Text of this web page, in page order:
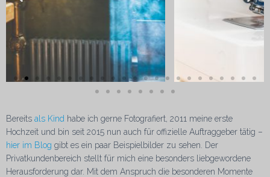
Bereits als Kind habe ich gerne Fotografiert, 2011 meine erste
Hochzeit und bin seit 2015 nun auch für offizielle Auftraggeber tätig –
hier im Blog gibt es ein paar Beispielbilder zu sehen. Der
Privatkundenbereich stellt für mich eine besonders liebgewordene
Herausforderung dar. Mit dem Anspruch die besonderen Momente